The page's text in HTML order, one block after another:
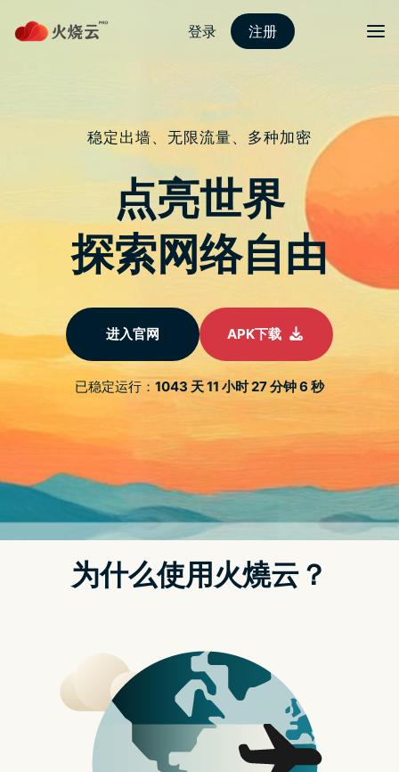
nordvpn 安卓
《纽约客的纽约》用蔬食开启纽约的
2020 年 1 月 7 日 由nordvpn怎么用 发布
以前的我是无个肉不欢的老饕，据朋友的描述是「边吃肉边
笑」的满足样，也带着朋友吃遍多汁汉堡、厚肉牛排等，一
直到我开始接触修行，学习静坐，每次结束前念回向文
「May all beings enjoy profound brilliant glory.」(愿众生同
享深刻、光辉的荣耀。)
的众生不是只有人类，而是所有有血、有肉，母亲怀胎、产
卵生下的孩子，猪、牛、羊、鸡、鸭、鱼和狗狗、猫猫，我
们所谓的宠物并无不同，只是很不幸前者被标签为「经济动
物」，出生就注定送死。
当时我也无法一夜翻盘不吃肉，采取的是渐进式，让红、白
肉渐渐淡出饮食选择，原以为从此只能吃草、素肉，没想到
却开启了更广阔的世界，开发出无数过往从未尝试的新食材
有许多即便不是蔬食餐厅，也都有全素(Vegan)菜单的选
择，改变纽约给人只有「汉堡、热狗、牛排」的印象，藉此
机会我也大胆地单只介绍全素或是有蔬食选项的餐厅，当然
也感谢主编的支持。